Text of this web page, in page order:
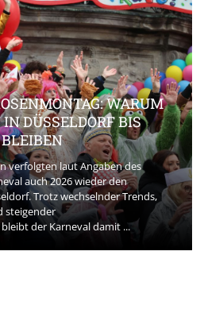
WARUM
DÜSSELDORF BIS
verfolgten laut Angaben des
auch 2026 wieder den
Trotz wechselnder Trends,
steigender
der Karneval damit ...